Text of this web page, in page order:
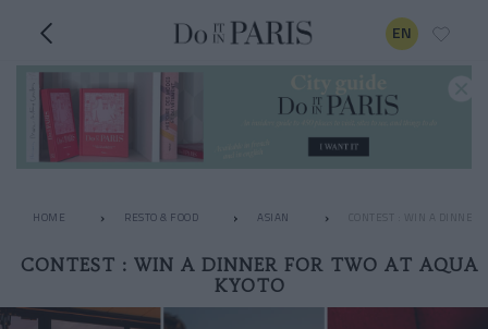
EN
HOME RESTO & FOOD ASIAN CONTEST : WIN A DINNER
CONTEST : WIN A DINNER FOR TWO AT AQUA
KYOTO